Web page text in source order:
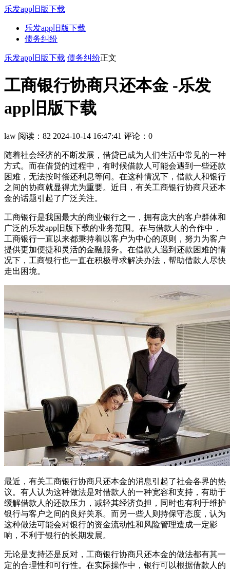
乐发app旧版下载
乐发app旧版下载
债务纠纷
乐发app旧版下载 债务纠纷正文
工商银行协商只还本金 -乐发
app旧版下载
law 阅读：82 2024-10-14 16:47:41 评论：0
随着社会经济的不断发展，借贷已成为人们生活中常见的一种
方式。而在借贷的过程中，有时候借款人可能会遇到一些还款
困难，无法按时偿还利息等问。在这种情况下，借款人和银行
之间的协商就显得尤为重要。近日，有关工商银行协商只还本
金的话题引起了广泛关注。
工商银行是我国最大的商业银行之一，拥有庞大的客户群体和
广泛的乐发app旧版下载的业务范围。在与借款人的合作中，
工商银行一直以来都秉持着以客户为中心的原则，努力为客户
提供更加便捷和灵活的金融服务。在借款人遇到还款困难的情
况下，工商银行也一直在积极寻求解决办法，帮助借款人尽快
走出困境。
最近，有关工商银行协商只还本金的消息引起了社会各界的热
议。有人认为这种做法是对借款人的一种宽容和支持，有助于
缓解借款人的还款压力，减轻其经济负担，同时也有利于维护
银行与客户之间的良好关系。而另一些人则持保守态度，认为
这种做法可能会对银行的资金流动性和风险管理造成一定影
响，不利于银行的长期发展。
无论是支持还是反对，工商银行协商只还本金的做法都有其一
定的合理性和可行性。在实际操作中，银行可以根据借款人的